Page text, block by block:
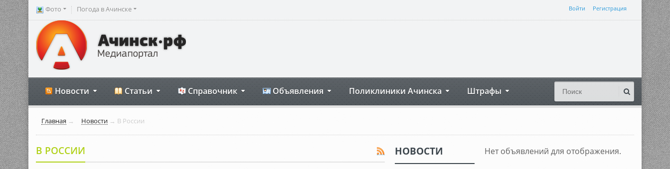
Войти Регистрация
Фото Погода в Ачинске
Новости Статьи Справочник Объявления Поликлиники Ачинска Штрафы
Главная → Новости → В России
В РОССИИ НОВОСТИ Нет объявлений для отображения.